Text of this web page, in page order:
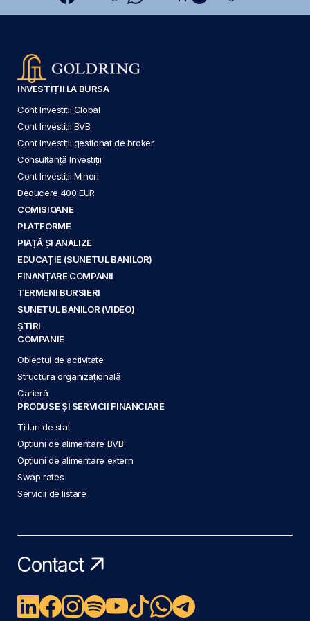
INVESTIȚII LA BURSA
Cont Investiții Global
Cont Investiții BVB
Cont Investiții gestionat de broker
Consultanță Investiții
Cont Investiții Minori
Deducere 400 EUR
COMISIOANE
PLATFORME
PIAȚĂ ȘI ANALIZE
EDUCAȚIE (SUNETUL BANILOR)
FINANȚARE COMPANII
TERMENI BURSIERI
SUNETUL BANILOR (VIDEO)
ȘTIRI
COMPANIE
Obiectul de activitate
Structura organizațională
Carieră
PRODUSE ȘI SERVICII FINANCIARE
Titluri de stat
Opțiuni de alimentare BVB
Opțiuni de alimentare extern
Swap rates
Servicii de listare
Contact